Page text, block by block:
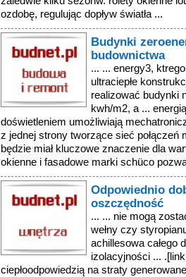
ozdobę, regulując dopływ światła ...
Budynki
budownictwa
... ... energy3,
ultraciepłe
realizować budynki
kwh/m2, a ...
doświetleniem umożliwiają
z jednej strony tworzące sieć połączeń
będzie miał kluczowe znaczenie dla
okienne i fasadowe marki schüco
Odpowiednio
oszczędność
... ... nie mogą
wełny czy
achillesowa całego
izolacyjności ...
ciepłoodpowiedzią na straty